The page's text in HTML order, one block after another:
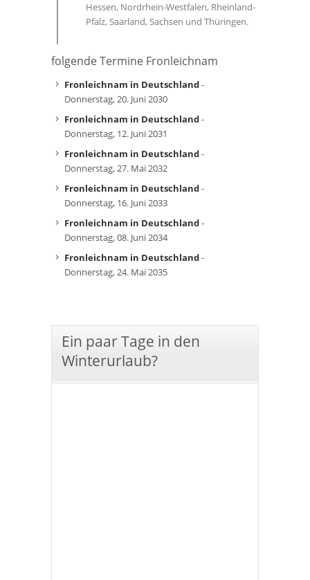
Hessen, Nordrhein-Westfalen, Rheinland-
Pfalz, Saarland, Sachsen und Thüringen.
folgende Termine Fronleichnam
Fronleichnam in Deutschland-
Donnerstag, 20. Juni 2030
Fronleichnam in Deutschland-
Donnerstag, 12. Juni 2031
Fronleichnam in Deutschland-
Donnerstag, 27. Mai 2032
Fronleichnam in Deutschland-
Donnerstag, 16. Juni 2033
Fronleichnam in Deutschland-
Donnerstag, 08. Juni 2034
Fronleichnam in Deutschland-
Donnerstag, 24. Mai 2035
Ein paar Tage in den
Winterurlaub?